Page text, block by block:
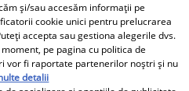
întâmplat e...
și/sau accesăm informații pe
cookie unici pentru prelucrarea
accepta sau gestiona alegerile dvs.
pe pagina cu politica de
vor fi raportate partenerilor noștri și nu
detalii